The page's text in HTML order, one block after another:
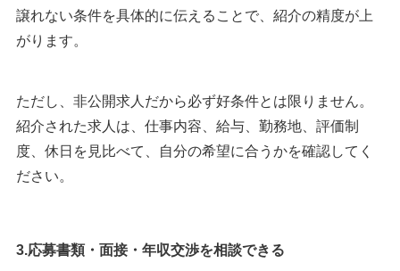
譲れない条件を具体的に伝えることで、紹介の精度が上
がります。
ただし、非公開求人だから必ず好条件とは限りません。
紹介された求人は、仕事内容、給与、勤務地、評価制
度、休日を見比べて、自分の希望に合うかを確認してく
ださい。
3.応募書類・面接・年収交渉を相談できる